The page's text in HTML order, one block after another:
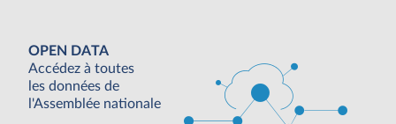
OPEN DATA
Accédez à toutes
les données de
l'Assemblée nationale